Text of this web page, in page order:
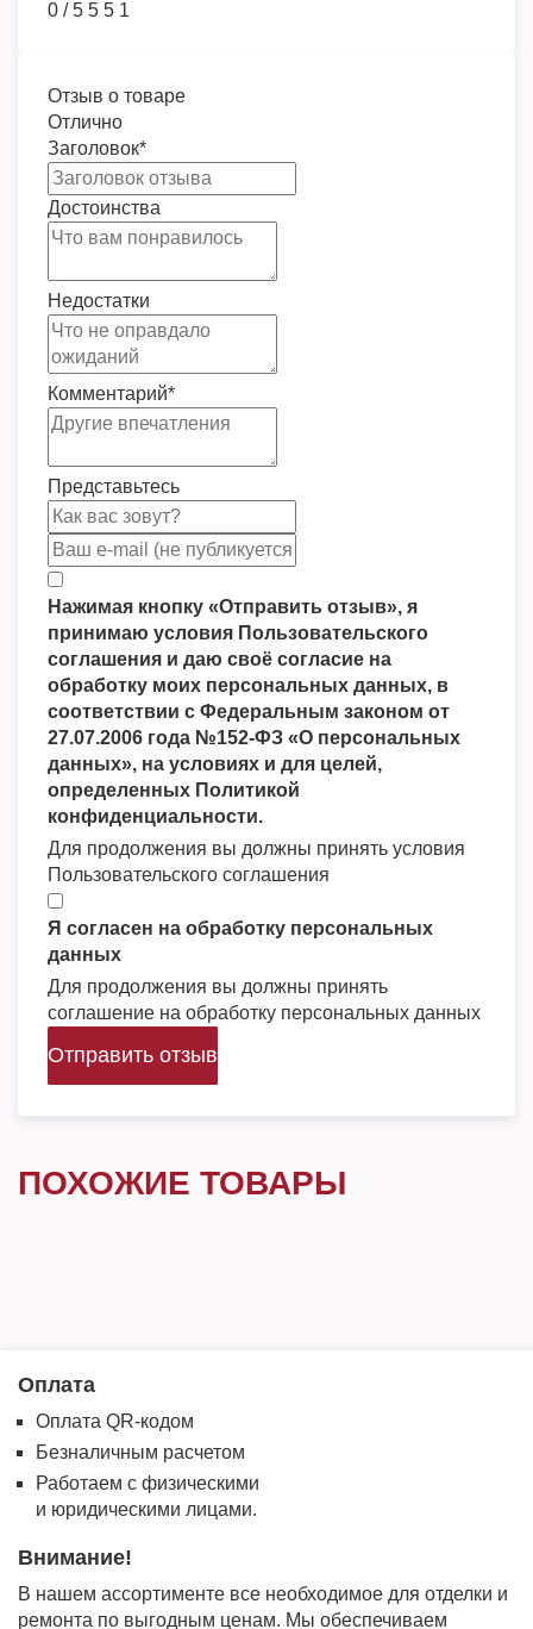
0 /5 5 5 1
Отзыв о товаре
Отлично
Заголовок*
Достоинства
Недостатки
Комментарий*
Представьтесь
Нажимая кнопку «Отправить отзыв», я
принимаю условия Пользовательского
соглашения и даю своё согласие на
обработку моих персональных данных, в
соответствии с Федеральным законом от
27.07.2006 года №152-ФЗ «О персональных
данных», на условиях и для целей,
определенных Политикой
конфиденциальности.
Для продолжения вы должны принять условия
Пользовательского соглашения
Я согласен на обработку персональных
данных
Для продолжения вы должны принять
соглашение на обработку персональных данных
Отправить отзыв
ПОХОЖИЕ ТОВАРЫ
Оплата
Оплата QR-кодом
Безналичным расчетом
Работаем с физическими
и юридическими лицами.
Внимание!
В нашем ассортименте все необходимое для отделки и
ремонта по выгодным ценам. Мы обеспечиваем